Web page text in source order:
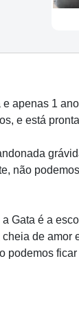
apenas 1
e está
não
Gata é a
de